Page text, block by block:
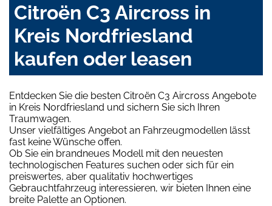
Citroën C3 Aircross in
Kreis Nordfriesland
kaufen oder leasen
Entdecken Sie die besten Citroën C3 Aircross Angebote
in Kreis Nordfriesland und sichern Sie sich Ihren
Traumwagen.
Unser vielfältiges Angebot an Fahrzeugmodellen lässt
fast keine Wünsche offen.
Ob Sie ein brandneues Modell mit den neuesten
technologischen Features suchen oder sich für ein
preiswertes, aber qualitativ hochwertiges
Gebrauchtfahrzeug interessieren, wir bieten Ihnen eine
breite Palette an Optionen.